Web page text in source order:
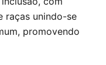
raças unindo-se
promovendo